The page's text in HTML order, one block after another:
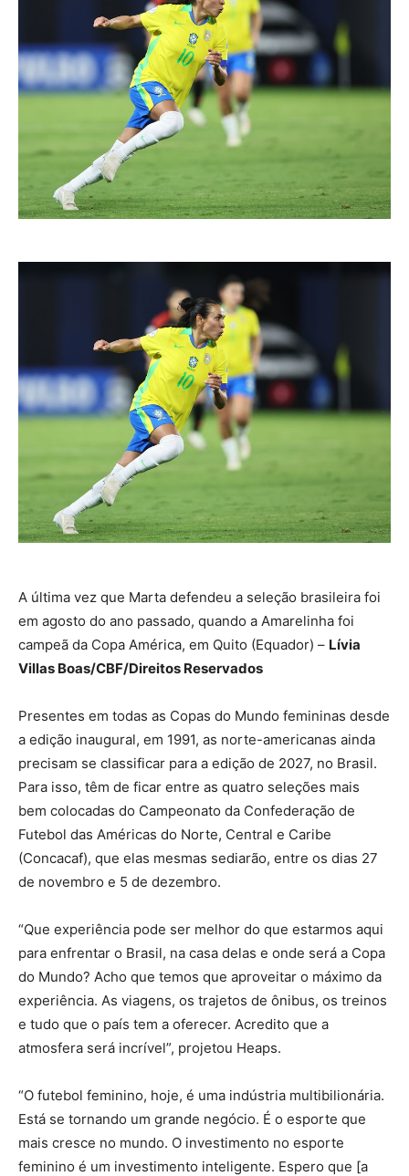
A última vez que Marta defendeu a seleção brasileira foi
em agosto do ano passado, quando a Amarelinha foi
campeã da Copa América, em Quito (Equador) – Lívia
Villas Boas/CBF/Direitos Reservados
Presentes em todas as Copas do Mundo femininas desde
a edição inaugural, em 1991, as norte-americanas ainda
precisam se classificar para a edição de 2027, no Brasil.
Para isso, têm de ficar entre as quatro seleções mais
bem colocadas do Campeonato da Confederação de
Futebol das Américas do Norte, Central e Caribe
(Concacaf), que elas mesmas sediarão, entre os dias 27
de novembro e 5 de dezembro.
“Que experiência pode ser melhor do que estarmos aqui
para enfrentar o Brasil, na casa delas e onde será a Copa
do Mundo? Acho que temos que aproveitar o máximo da
experiência. As viagens, os trajetos de ônibus, os treinos
e tudo que o país tem a oferecer. Acredito que a
atmosfera será incrível”, projetou Heaps.
“O futebol feminino, hoje, é uma indústria multibilionária.
Está se tornando um grande negócio. É o esporte que
mais cresce no mundo. O investimento no esporte
feminino é um investimento inteligente. Espero que [a